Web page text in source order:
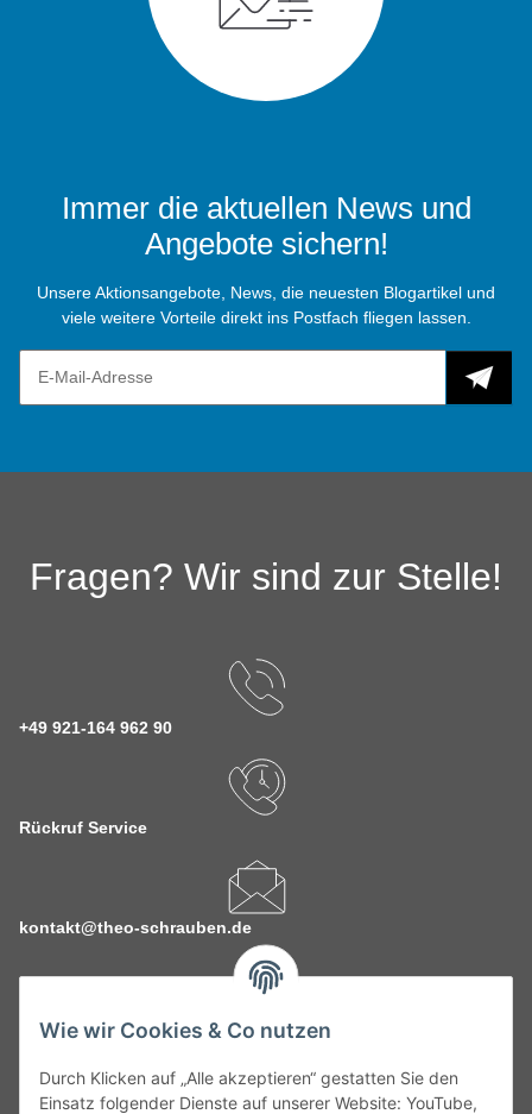
Wie wir Cookies & Co nutzen
Durch Klicken auf „Alle akzeptieren“ gestatten Sie den
Einsatz folgender Dienste auf unserer Website: YouTube,
Immer die aktuellen News und
Angebote sichern!
Unsere Aktionsangebote, News, die neuesten Blogartikel und
viele weitere Vorteile direkt ins Postfach fliegen lassen.
Fragen? Wir sind zur Stelle!
+49 921-164 962 90
Rückruf Service
kontakt@theo-schrauben.de
Service